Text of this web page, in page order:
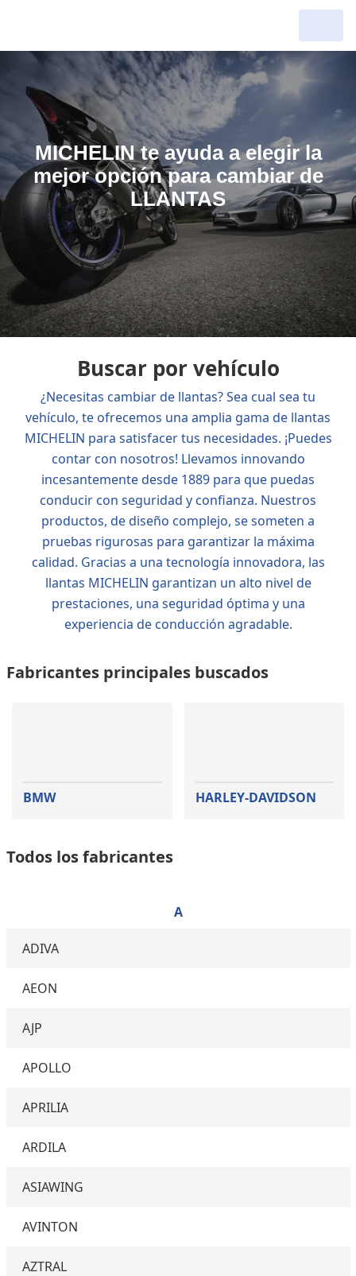
MICHELIN te ayuda a elegir la
mejor opción para cambiar de
LLANTAS
Buscar por vehículo
¿Necesitas cambiar de llantas? Sea cual sea tu
vehículo, te ofrecemos una amplia gama de llantas
MICHELIN para satisfacer tus necesidades. ¡Puedes
contar con nosotros! Llevamos innovando
incesantemente desde 1889 para que puedas
conducir con seguridad y confianza. Nuestros
productos, de diseño complejo, se someten a
pruebas rigurosas para garantizar la máxima
calidad. Gracias a una tecnología innovadora, las
llantas MICHELIN garantizan un alto nivel de
prestaciones, una seguridad óptima y una
experiencia de conducción agradable.
Fabricantes principales buscados
BMW HARLEY-DAVIDSON
Todos los fabricantes
A
ADIVA
AEON
AJP
APOLLO
APRILIA
ARDILA
ASIAWING
AVINTON
AZTRAL